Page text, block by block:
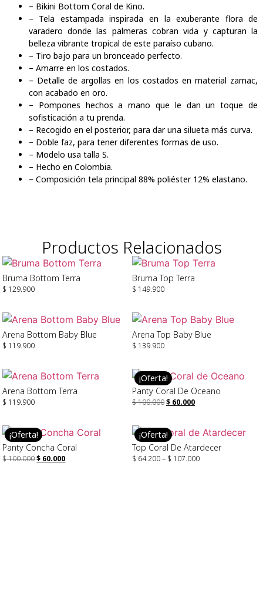
– Bikini Bottom Coral de Kino.
– Tela estampada inspirada en la exuberante flora de
varadero donde las palmeras cobran vida y capturan la
belleza vibrante tropical de este paraíso cubano.
– Tiro bajo para un bronceado perfecto.
– Amarre en los costados.
– Detalle de argollas en los costados en material zamac,
con acabado en oro.
– Pompones hechos a mano que le dan un toque de
sofisticación a tu prenda.
– Recogido en el posterior, para dar una silueta más curva.
– Doble faz, para tener diferentes formas de uso.
– Modelo usa talla S.
– Hecho en Colombia.
– Composición tela principal 88% poliéster 12% elastano.
Productos Relacionados
Bruma Bottom Terra
$ 129.900
Bruma Top Terra
$ 149.900
Arena Bottom Baby Blue
$ 119.900
Arena Top Baby Blue
$ 139.900
Arena Bottom Terra
$ 119.900
¡Oferta!
Panty Coral De Oceano
$100.000$ 60.000
¡Oferta!
Panty Concha Coral
$100.000$ 60.000
¡Oferta!
Top Coral De Atardecer
$ 64.200– $ 107.000